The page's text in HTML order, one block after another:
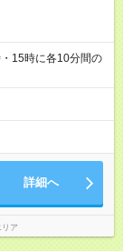
15時に各10分間の
詳細へ
ア